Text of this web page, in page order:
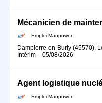
Emploi Manpower
Dampierre-en-Burly (45570),
Intérim - 05/08/2026
Agent logistique
Emploi Manpower